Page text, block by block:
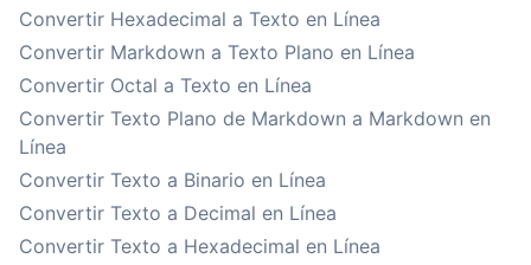
Convertir Hexadecimal a Texto en Línea
Convertir Markdown a Texto Plano en Línea
Convertir Octal a Texto en Línea
Convertir Texto Plano de Markdown a Markdown en
Línea
Convertir Texto a Binario en Línea
Convertir Texto a Decimal en Línea
Convertir Texto a Hexadecimal en Línea